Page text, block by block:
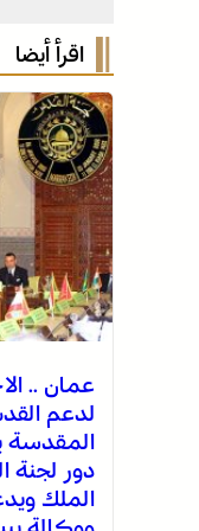
اقرأ أيضا
عمان ..
لدعم
المقدسة
دور لجنة
الملك